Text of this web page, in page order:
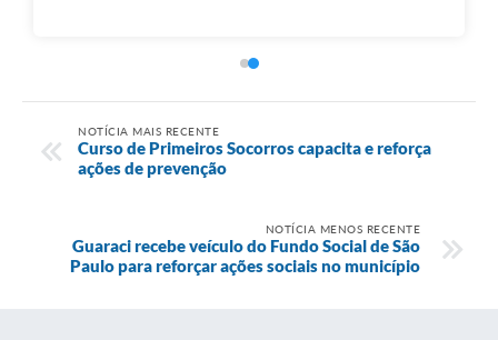
NOTÍCIA MAIS RECENTE
Curso de Primeiros Socorros capacita e reforça
ações de prevenção
NOTÍCIA MENOS RECENTE
Guaraci recebe veículo do Fundo Social de São
Paulo para reforçar ações sociais no município